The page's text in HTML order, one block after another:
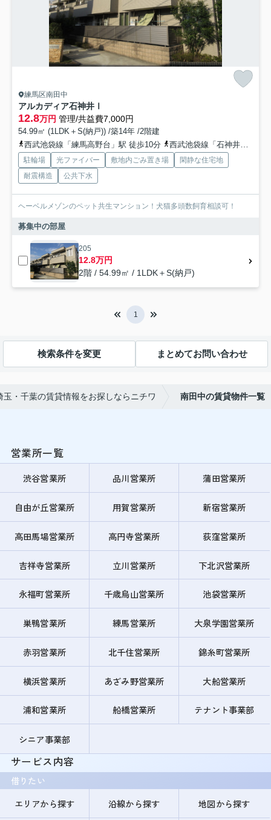
練馬区南田中
アルカディア石神井Ⅰ
12.8万円 管理/共益費7,000円
54.99㎡ (1LDK＋S(納戸)) /築14年 /2階建
西武池袋線「練馬高野台」駅 徒歩10分
西武池袋線「石神井公園」駅 徒歩14分
駐輪場 光ファイバー 敷地内ごみ置き場
閑静な住宅地
耐震構造
公共下水
ヘーベルメゾンのペット共生マンション！犬猫多頭数飼育相談可！
募集中の部屋
205
12.8万円
2階 / 54.99㎡ / 1LDK＋S(納戸)
1
検索条件を変更 まとめてお問い合わせ
玉・千葉の賃貸情報をお探しならニチワ 南田中の賃貸物件一覧
営業所一覧
渋谷営業所 品川営業所 蒲田営業所
自由が丘営業所 用賀営業所 新宿営業所
高田馬場営業所 高円寺営業所 荻窪営業所
吉祥寺営業所 立川営業所 下北沢営業所
永福町営業所 千歳烏山営業所 池袋営業所
巣鴨営業所 練馬営業所 大泉学園営業所
赤羽営業所 北千住営業所 錦糸町営業所
横浜営業所 あざみ野営業所 大船営業所
浦和営業所 船橋営業所 テナント事業部
シニア事業部
サービス内容
借りたい
エリアから探す
沿線から探す 地図から探す